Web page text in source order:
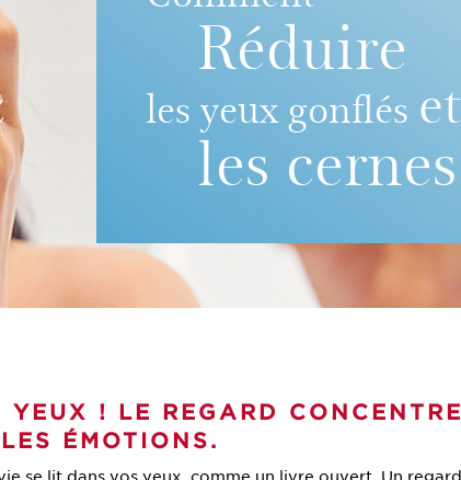
Réduire
les yeux gonflés et
les cernes
! LE REGARD CONCENTRE
ÉMOTIONS.